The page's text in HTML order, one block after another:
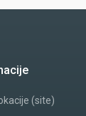
(site)